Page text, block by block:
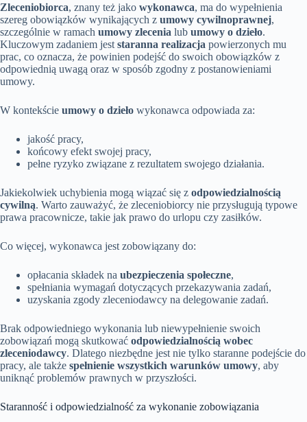
Zleceniobiorca, znany też jako wykonawca, ma do wypełnienia
szereg obowiązków wynikających z umowy cywilnoprawnej,
szczególnie w ramach umowy zlecenia lub umowy o dzieło.
Kluczowym zadaniem jest staranna realizacja powierzonych mu
prac, co oznacza, że powinien podejść do swoich obowiązków z
odpowiednią uwagą oraz w sposób zgodny z postanowieniami
umowy.
W kontekście umowy o dzieło wykonawca odpowiada za:
jakość pracy,
końcowy efekt swojej pracy,
pełne ryzyko związane z rezultatem swojego działania.
Jakiekolwiek uchybienia mogą wiązać się z odpowiedzialnością
cywilną. Warto zauważyć, że zleceniobiorcy nie przysługują typowe
prawa pracownicze, takie jak prawo do urlopu czy zasiłków.
Co więcej, wykonawca jest zobowiązany do:
opłacania składek na ubezpieczenia społeczne,
spełniania wymagań dotyczących przekazywania zadań,
uzyskania zgody zleceniodawcy na delegowanie zadań.
Brak odpowiedniego wykonania lub niewypełnienie swoich
zobowiązań mogą skutkować odpowiedzialnością wobec
zleceniodawcy. Dlatego niezbędne jest nie tylko staranne podejście do
pracy, ale także spełnienie wszystkich warunków umowy, aby
uniknąć problemów prawnych w przyszłości.
Staranność i odpowiedzialność za wykonanie zobowiązania